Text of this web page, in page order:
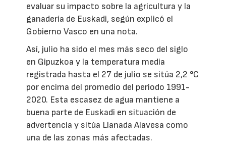
evaluar su impacto sobre la agricultura y la
ganadería de Euskadi, según explicó el
Gobierno Vasco en una nota.
Así, julio ha sido el mes más seco del siglo
en Gipuzkoa y la temperatura media
registrada hasta el 27 de julio se sitúa 2,2 °C
por encima del promedio del periodo 1991-
2020. Esta escasez de agua mantiene a
buena parte de Euskadi en situación de
advertencia y sitúa Llanada Alavesa como
una de las zonas más afectadas.